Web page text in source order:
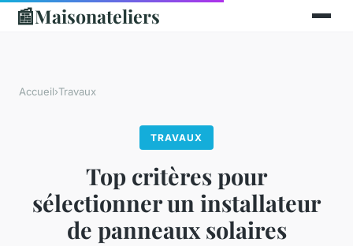
📰Maisonateliers
Accueil›Travaux
TRAVAUX
Top critères pour
sélectionner un installateur
de panneaux solaires